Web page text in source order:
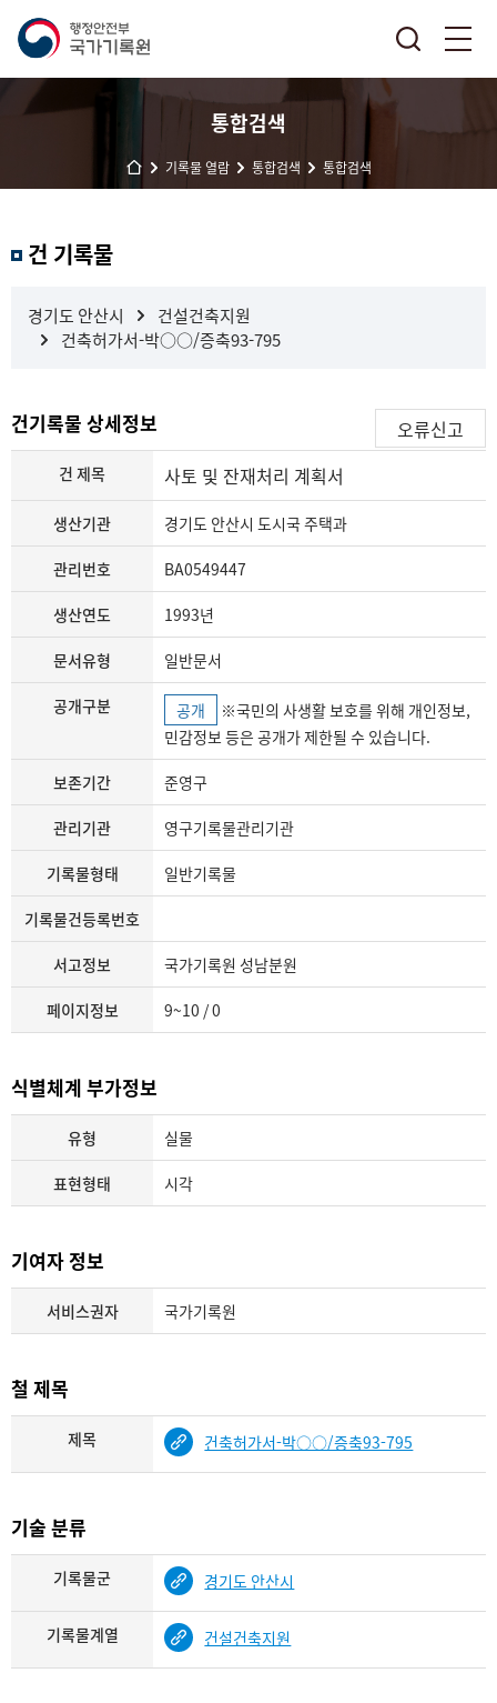
통합검색
기록물 열람 통합검색 통합검색
과 건 기록물
경기도 안산시
건설건축지원
건축허가서-박○○/증축93-795
건기록물 상세정보 오류신고
건 제목 사토 및 잔재처리 계획서
생산기관 경기도 안산시 도시국 주택과
관리번호 BA0549447
생산연도 1993년
문서유형 일반문서
공개구분 공개
민감정보 등은 공개가 제한될 수 있습니다.
보존기간 준영구
관리기관 영구기록물관리기관
기록물형태 일반기록물
기록물건등록번호
서고정보 국가기록원 성남분원
페이지정보 9~10 / 0
식별체계 부가정보
유형 실물
표현형태 시각
기여자 정보
서비스권자 국가기록원
철 제목
제목 건축허가서-박○○/증축93-795
기술 분류
기록물군 경기도 안산시
기록물계열 건설건축지원